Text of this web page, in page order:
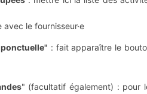
le fournisseur·e
: fait apparaître le
" (facultatif également) : pour